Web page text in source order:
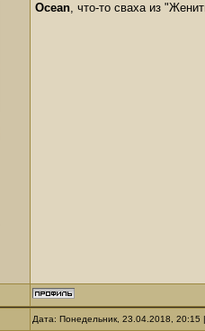
Ocean, что-то сваха из
Дата: Понедельник, 23.04.2018,